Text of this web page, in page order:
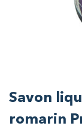
Savon
romarin